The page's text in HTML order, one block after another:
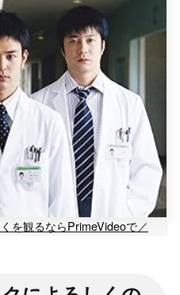
を観るならPrimeVideoで／